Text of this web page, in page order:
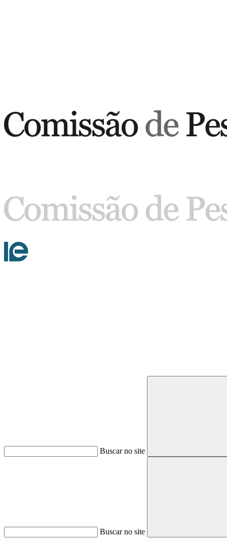
Buscar no site
Buscar no site